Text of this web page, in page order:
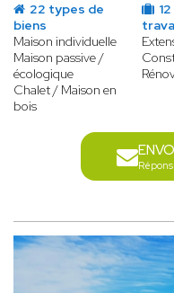
22 types de
biens
Maison individuelle
Maison passive /
écologique
Chalet / Maison en
bois